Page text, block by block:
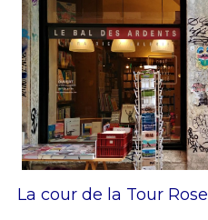
La cour de la Tour Rose